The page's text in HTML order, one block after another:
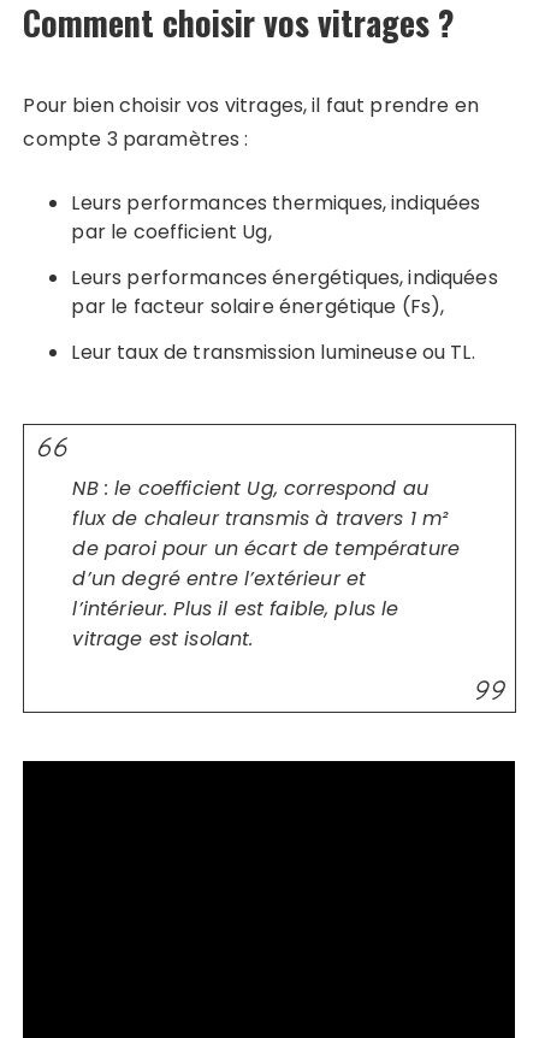
Comment choisir vos vitrages ?
Pour bien choisir vos vitrages, il faut prendre en
compte 3 paramètres :
Leurs performances thermiques, indiquées
par le coefficient Ug,
Leurs performances énergétiques, indiquées
par le facteur solaire énergétique (Fs),
Leur taux de transmission lumineuse ou TL.
NB : le coefficient Ug, correspond au
flux de chaleur transmis à travers 1 m²
de paroi pour un écart de température
d’un degré entre l’extérieur et
l’intérieur. Plus il est faible, plus le
vitrage est isolant.